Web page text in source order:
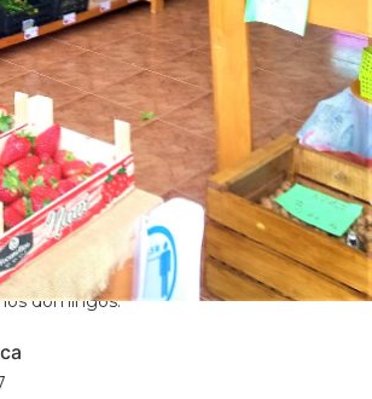
regente esta frutería, llamada por
y entrega, ofreciendo una estupenda
de alta calidad además de
exóticos. Está abiertos todos los días de la
domingos.